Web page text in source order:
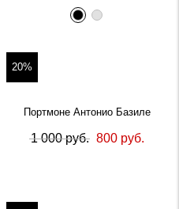
20%
Портмоне Антонио Базиле
1 000 руб. 800 руб.